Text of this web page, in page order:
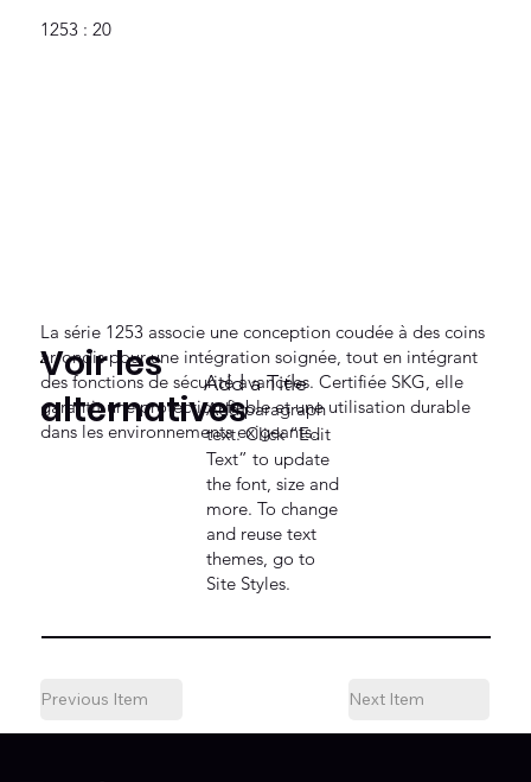
1253 : 20
La série 1253 associe une conception coudée à des coins
arrondis pour une intégration soignée, tout en intégrant
des fonctions de sécurité avancées. Certifiée SKG, elle
garantit une protection fiable et une utilisation durable
dans les environnements exigeants.
Voir les
alternativesAdd paragraph
text. Click “Edit
Text” to update
the font, size and
more. To change
and reuse text
themes, go to
Site Styles.
Add a Title
Previous Item Next Item